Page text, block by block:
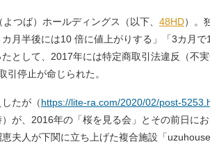
つば）ホールディングス（以下、 48HD）。
月半後には10 倍に値上がりする」「3カ月
として、2017年には特定商取引法違反（不
引停止が命じられた。
たが（https://lite-ra.com/2020/02/post-
が、2016年の「桜を見る会」とその前日に
恵夫人が下関に立ち上げた複合施設「